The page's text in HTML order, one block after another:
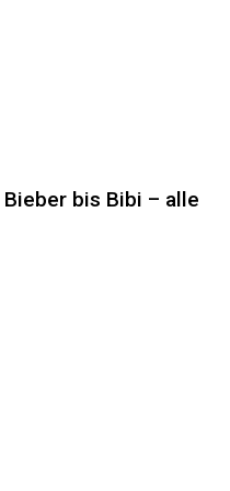
bis Bibi – alle